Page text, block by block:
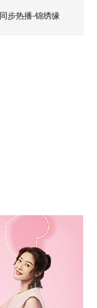
同步热播-锦绣缘